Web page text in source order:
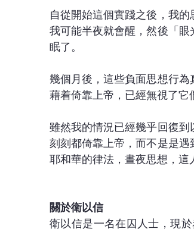
自從開始這個實踐之後，我
我可能半夜就會醒，然後「
眠了。
幾個月後，這些負面思想行
藉着倚靠上帝，已經無視了它
雖然我的情況已經幾乎回復
刻刻都倚靠上帝，而不是是
耶和華的律法，晝夜思想，這
關於衛以信
衛以信是一名在囚人士，現